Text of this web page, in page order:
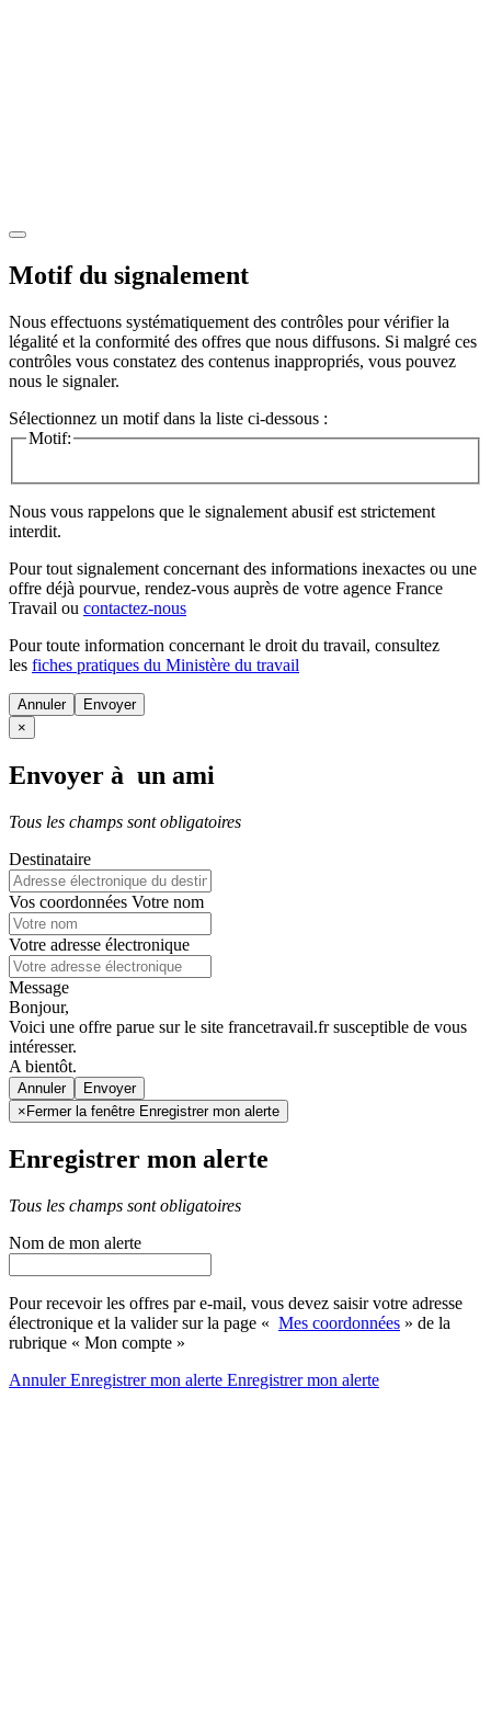
Motif du signalement
Nous effectuons systématiquement des contrôles pour vérifier la
légalité et la conformité des offres que nous diffusons. Si malgré ces
contrôles vous constatez des contenus inappropriés, vous pouvez
nous le signaler.
Sélectionnez un motif dans la liste ci-dessous :
Motif:
Nous vous rappelons que le signalement abusif est strictement
interdit.
Pour tout signalement concernant des informations inexactes ou une
offre déjà pourvue, rendez-vous auprès de votre agence France
Travail ou contactez-nous
Pour toute information concernant le droit du travail, consultez
les fiches pratiques du Ministère du travail
Annuler
×
Envoyer à un ami
Tous les champs sont obligatoires
Destinataire
Vos coordonnées Votre nom
Votre adresse électronique
Message
Bonjour,
Voici une offre parue sur le site francetravail.fr susceptible de vous
intéresser.
A bientôt.
Annuler
× Fermer la fenêtre Enregistrer mon alerte
Enregistrer mon alerte
Tous les champs sont obligatoires
Nom de mon alerte
Pour recevoir les offres par e-mail, vous devez saisir votre adresse
électronique et la valider sur la page « Mes coordonnées » de la
rubrique « Mon compte »
AnnulerEnregistrer mon alerte Enregistrermon alerte